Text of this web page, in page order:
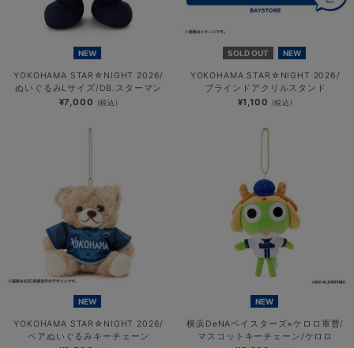
NEW
YOKOHAMA STAR☆NIGHT 2026/
ぬいぐるみLサイズ/DB.スターマン
¥7,000 (税込)
SOLD OUT NEW
YOKOHAMA STAR☆NIGHT 2026/
ブラインドアクリルスタンド
¥1,100 (税込)
NEW
YOKOHAMA STAR☆NIGHT 2026/
ベアぬいぐるみキーチェーン
NEW
横浜DeNAベイスターズ×ケロロ軍曹/
マスコットキーチェーン/ケロロ